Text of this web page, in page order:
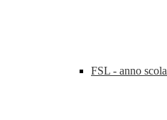
FSL - anno